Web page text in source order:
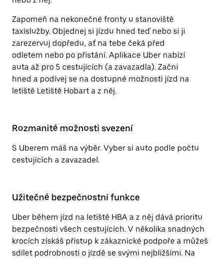
Zapomeň na nekonečné fronty u stanoviště
taxislužby. Objednej si jízdu hned teď nebo si ji
zarezervuj dopředu, ať na tebe čeká před
odletem nebo po přistání. Aplikace Uber nabízí
auta až pro 5 cestujících (a zavazadla). Začni
hned a podívej se na dostupné možnosti jízd na
letiště Letiště Hobart a z něj.
Rozmanité možnosti svezení
S Uberem máš na výběr. Vyber si auto podle počtu
cestujících a zavazadel.
Užitečné bezpečnostní funkce
Uber během jízd na letiště HBA a z něj dává prioritu
bezpečnosti všech cestujících. V několika snadných
krocích získáš přístup k zákaznické podpoře a můžeš
sdílet podrobnosti o jízdě se svými nejbližšími. Na